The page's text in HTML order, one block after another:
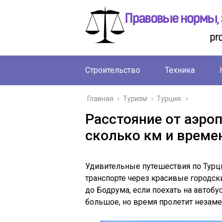
Строительство Техника
Главная › Туризм › Турция
Расстояние от
сколько км и
Удивительные путешествия по
транспорте через красивые
до Бодрума, если поехать на
большое, но время пролетит